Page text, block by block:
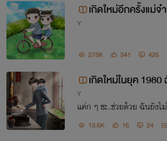
เกิดใหม่อีกครั้งแม่จ๋
Y
275K 341 425
เกิดใหม่ในยุค 1980
Y
แค่ก ๆ ชะ..ช่วยด้วย ฉันยังไ
13.6K 16 24